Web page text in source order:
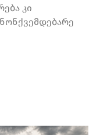
კი